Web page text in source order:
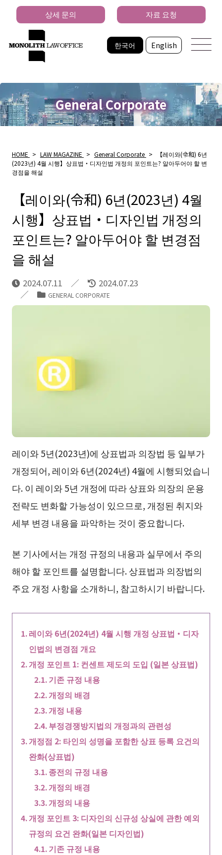
한국어 English
상세 문의 자료 요청
General Corporate
HOME > LAW MAGAZINE > General Corporate >
【레이와(令和) 6년
(2023년) 4월 시행】상표법・디자인법 개정의 포인트는? 알아두어야 할 변
경점을 해설
【레이와(令和) 6년(2023년) 4월
시행】상표법・디자인법 개정의
포인트는? 알아두어야 할 변경점
을 해설
2024.07.11 2024.07.23
GENERAL CORPORATE
레이와 5년(2023년)에 상표법과 의장법 등 일부가
개정되어, 레이와 6년(2024년) 4월에 시행되었습니
다. 이 레이와 5년 개정에 따라 상표와 의장의 운용
전략도 변화할 가능성이 있으므로, 개정된 취지와
세부 변경 내용을 파악하는 것이 중요합니다.
본 기사에서는 개정 규정의 내용과 실무에서 주의
해야 할 포인트를 설명합니다. 상표법과 의장법의
주요 개정 사항을 소개하니, 참고하시기 바랍니다.
레이와 6년(2024년) 4월 시행 개정 상표법・디자
인법의 변경점 개요
개정 포인트 1: 컨센트 제도의 도입 (일본 상표법)
기존 규정 내용
개정의 배경
개정 내용
부정경쟁방지법의 개정과의 관련성
개정점 2: 타인의 성명을 포함한 상표 등록 요건의
완화(상표법)
종전의 규정 내용
개정의 배경
개정의 내용
개정 포인트 3: 디자인의 신규성 상실에 관한 예외
규정의 요건 완화(일본 디자인법)
기존 규정 내용